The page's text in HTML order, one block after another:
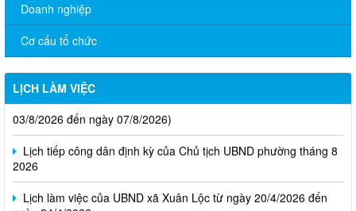
Doanh nghiệp
Cơ cấu tổ chức
LỊCH LÀM VIỆC
Thông báo Lịch làm việc của UBND phường Xuân Lộc (Từ ngày
03/8/2026 đến ngày 07/8/2026)
Lịch tiếp công dân định kỳ của Chủ tịch UBND phường tháng 8
2026
Lịch làm việc của UBND xã Xuân Lộc từ ngày 20/4/2026 đến
ngày 24/4/2026